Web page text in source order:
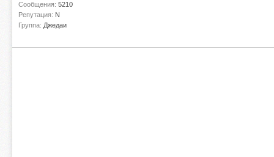
Сообщения: 5210
Репутация: N
Группа: Джедаи